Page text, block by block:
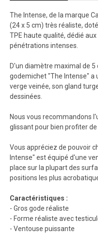
The Intense, de la marque
(24 x 5 cm) très réaliste,
TPE haute qualité, dédié
pénétrations intenses.
D'un diamètre maximal de 5
godemichet "The Intense" a
verge veinée, son gland
dessinées.
Nous vous recommandons
glissant pour bien profiter de
Vous appréciez de pouvoir
Intense" est équipé d'une
place sur la plupart des
positions les plus
Caractéristiques :
- Gros gode réaliste
- Forme réaliste avec
- Ventouse puissante